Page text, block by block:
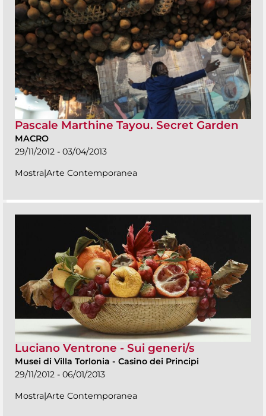
Pascale Marthine Tayou. Secret Garden
MACRO
29/11/2012 - 03/04/2013
Mostra|Arte Contemporanea
Luciano Ventrone - Sui generi/s
Musei di Villa Torlonia - Casino dei Principi
29/11/2012 - 06/01/2013
Mostra|Arte Contemporanea